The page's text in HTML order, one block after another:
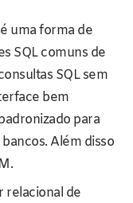
uma forma de
SQL comuns de
SQL sem
bem
para
Além disso
relacional de